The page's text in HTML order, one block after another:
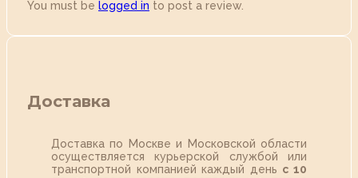
You must be logged in to post a review.
Доставка
Доставка по Москве и Московской области
осуществляется курьерской службой или
транспортной компанией каждый день с 10